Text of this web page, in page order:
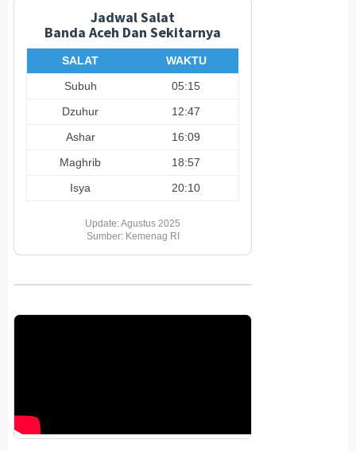
Jadwal Salat
Banda Aceh Dan Sekitarnya
SALAT
WAKTU
Subuh
05:15
Dzuhur
12:47
Ashar
16:09
Maghrib
18:57
Isya
20:10
Update: Agustus 2025
Sumber: Kemenag RI